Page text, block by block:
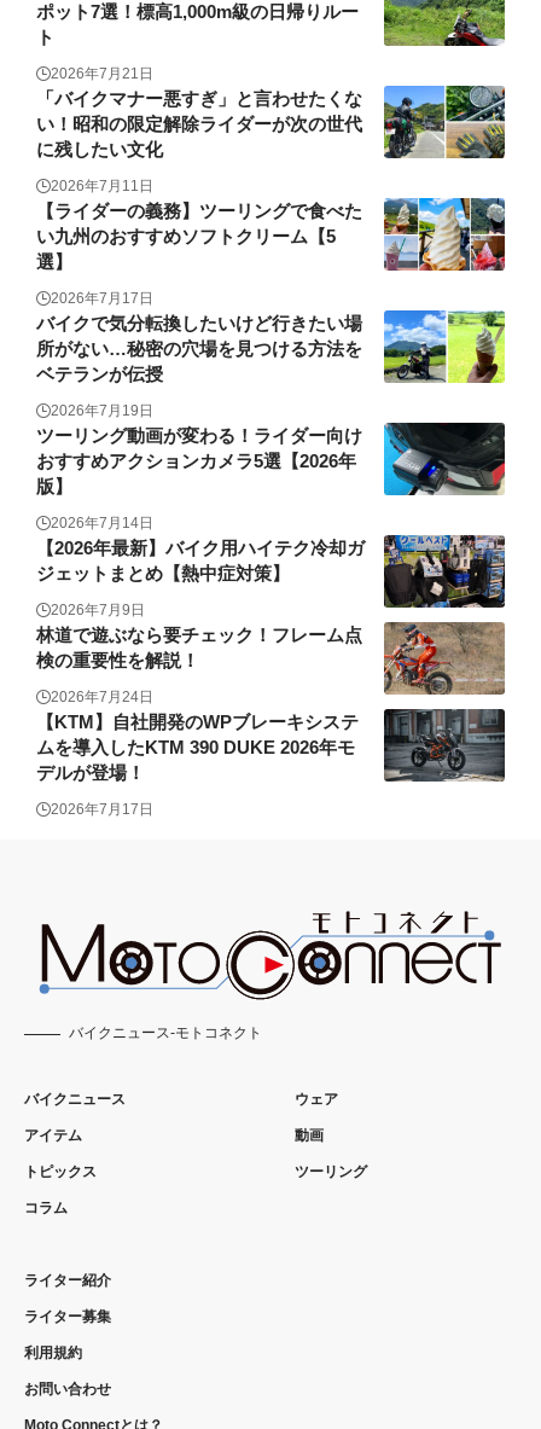
ポット7選！標高1,000m級の日帰りルー
ト
2026年7月21日
「バイクマナー悪すぎ」と言わせたくな
い！昭和の限定解除ライダーが次の世代
に残したい文化
2026年7月11日
【ライダーの義務】ツーリングで食べた
い九州のおすすめソフトクリーム【5
選】
2026年7月17日
バイクで気分転換したいけど行きたい場
所がない…秘密の穴場を見つける方法を
ベテランが伝授
2026年7月19日
ツーリング動画が変わる！ライダー向け
おすすめアクションカメラ5選【2026年
版】
2026年7月14日
【2026年最新】バイク用ハイテク冷却ガ
ジェットまとめ【熱中症対策】
2026年7月9日
林道で遊ぶなら要チェック！フレーム点
検の重要性を解説！
2026年7月24日
【KTM】自社開発のWPブレーキシステ
ムを導入したKTM 390 DUKE 2026年モ
デルが登場！
2026年7月17日
バイクニュース-モトコネクト
バイクニュース
アイテム
トピックス
コラム
ウェア
動画
ツーリング
ライター紹介
ライター募集
利用規約
お問い合わせ